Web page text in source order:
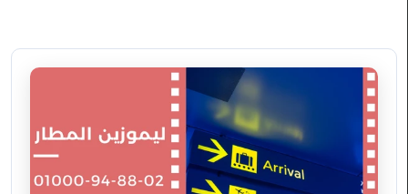
العرب
الغردقة
ليموزين
برج
العرب
القاهرة